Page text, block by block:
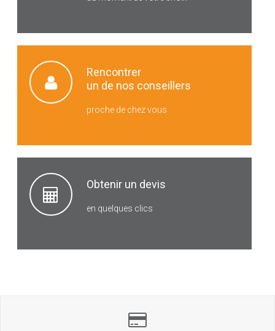
Rencontrer
un de nos conseillers
proche de chez vous
Obtenir un devis
en quelques clics